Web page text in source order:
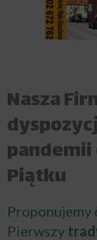
Nasza
pandemii
Piątku
Proponujemy
Pierwszy